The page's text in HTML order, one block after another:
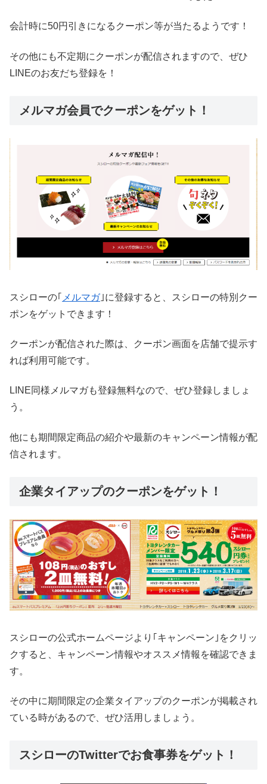
会計時に50円引きになるクーポン等が当たるようです！
その他にも不定期にクーポンが配信されますので、ぜひ
LINEのお友だち登録を！
メルマガ会員でクーポンをゲット！
スシローの｢ メルマガ｣に登録すると、スシローの特別クー
ポンをゲットできます！
クーポンが配信された際は、クーポン画面を店舗で提示す
れば利用可能です。
LINE同様メルマガも登録無料なので、ぜひ登録しましょ
う。
他にも期間限定商品の紹介や最新のキャンペーン情報が配
信されます。
企業タイアップのクーポンをゲット！
スシローの公式ホームページより｢キャンペーン｣をクリッ
クすると、キャンペーン情報やオススメ情報を確認できま
す。
その中に期間限定の企業タイアップのクーポンが掲載され
ている時があるので、ぜひ活用しましょう。
スシローのTwitterでお食事券をゲット！